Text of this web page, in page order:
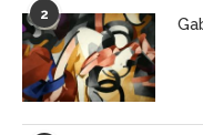
2